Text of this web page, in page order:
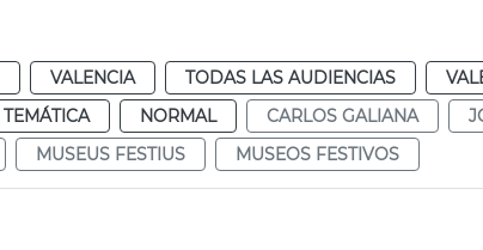
VALENCIA TODAS LAS AUDIENCIAS
NORMAL CARLOS GALIANA
MUSEUS FESTIUS MUSEOS FESTIVOS